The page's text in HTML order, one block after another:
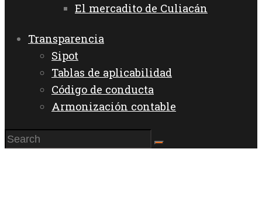
El mercadito de Culiacán
Transparencia
Sipot
Tablas de aplicabilidad
Código de conducta
Armonización contable